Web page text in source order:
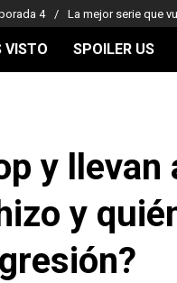
4 La mejor serie que
VISTO SPOILER US
y llevan
y